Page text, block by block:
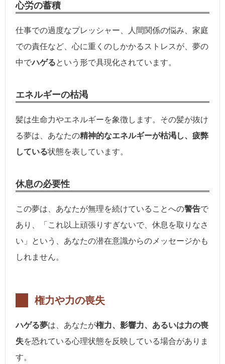
心労の蓄積
仕事での過度なプレッシャー、人間関係の悩み、家庭
での責任など、心に重くのしかかるストレスが、夢の
中でハゲるという形で具現化されています。
エネルギーの枯渇
髪は生命力やエネルギーを象徴します。その髪が抜け
る夢は、あなたの精神的なエネルギーが枯渇し、疲弊
している状態を表しています。
休息の必要性
この夢は、あなたが無理を続けていることへの警告で
あり、「これ以上頑張りすぎないで、休息を取りなさ
い」という、あなたの潜在意識からのメッセージかも
しれません。
権力や力の喪失
ハゲる夢は、あなたが権力、影響力、あるいは力の喪
失を恐れている心理状態を反映している場合がありま
す。